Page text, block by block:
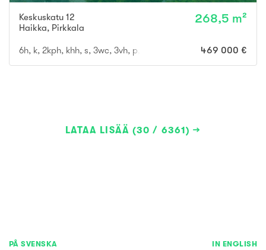
Keskuskatu 12
Haikka, Pirkkala
268,5 m²
6h, k, 2kph, khh, s, 3wc, 3vh, p, terassi, läm.var, ak469 000 €
LATAA LISÄÄ (30 / 6361)
PÅ SVENSKA IN ENGLISH